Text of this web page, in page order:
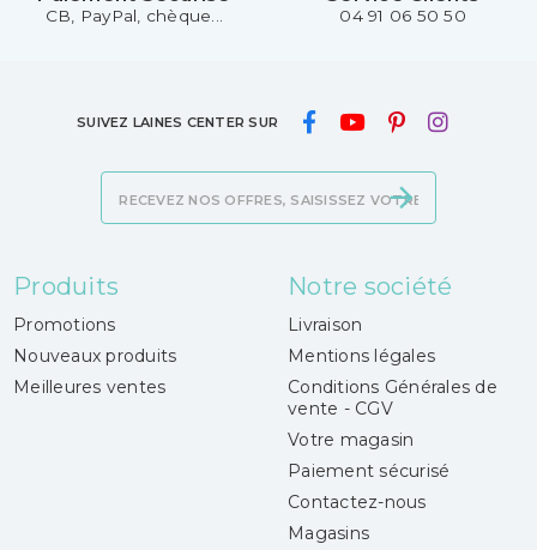
CB, PayPal, chèque... 04 91 06 50 50
SUIVEZ LAINES CENTER SUR
Produits
Promotions
Nouveaux produits
Meilleures ventes
Notre société
Livraison
Mentions légales
Conditions Générales de
vente - CGV
Votre magasin
Paiement sécurisé
Contactez-nous
Magasins